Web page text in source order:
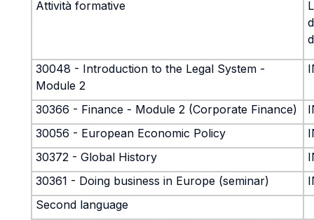
Attività formative
30048 - Introduction to the Legal System -
Module 2
30366 - Finance - Module 2 (Corporate Finance)
30056 - European Economic Policy
30372 - Global History
30361 - Doing business in Europe (seminar)
Second language